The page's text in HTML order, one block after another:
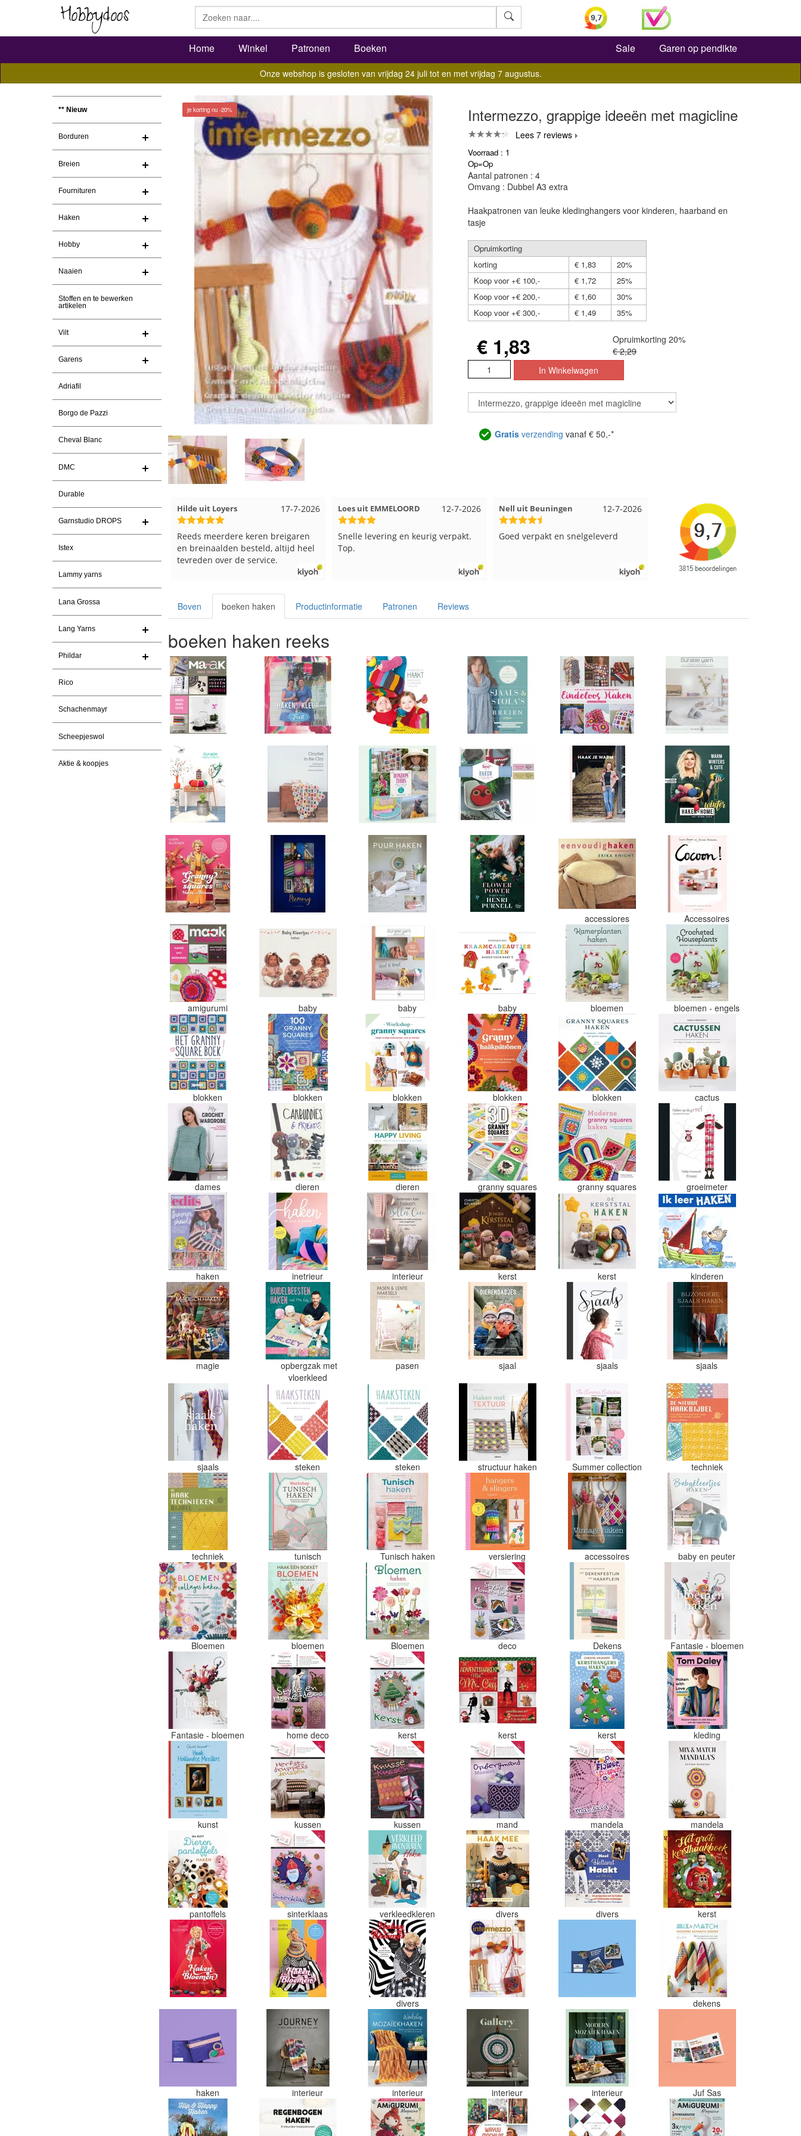
Zoeken
Home Winkel Patronen Boeken Sale Garen op pendikte
Onze webshop is gesloten van vrijdag 24 juli tot en met vrijdag 7 augustus.
** Nieuw
Borduren
Breien
Fournituren
Haken
Hobby
Naaien
Stoffen en te bewerken
artikelen
Vilt
Garens
Adriafil
Borgo de Pazzi
Cheval Blanc
DMC
Durable
Garnstudio DROPS
Istex
Lammy yarns
Lana Grossa
Lang Yarns
Phildar
Rico
Schachenmayr
Scheepjeswol
Aktie & koopjes
je korting nu -20% Intermezzo, grappige ideeën met magicline
Lees 7 reviews
Voorraad : 1
Op=Op
Aantal patronen : 4
Omvang : Dubbel A3 extra
Haakpatronen van leuke kledinghangers voor kinderen, haarband en
tasje
Opruimkorting
korting
€ 1,83
20%
Koop voor +€ 100,-
€ 1,72
25%
Koop voor +€ 200,-
€ 1,60
30%
Koop voor +€ 300,-
€ 1,49 35%
€ 1,83
Opruimkorting 20%
€ 2,29
Gratisverzending vanaf € 50,-*
23-7-2026
Magnolia Ranch
Snelle levering en een keurig
pakket Ga er weer leuke pakket van
maken voor de markt.
17-7-2026
Hilde uit Loyers
Reeds meerdere keren breigaren
en breinaalden besteld, altijd heel
tevreden over de service.
12-7-2026
Loes uit EMMELOORD
Snelle levering en keurig verpakt.
Top.
12-7-2026
Nell uit Beuningen
Goed verpakt en snelgeleverd
Wendy uit Amsterdam
Ruime keus aan viltwol, mooie
kleuren en goede kwaliteit. Snel
verzonden. Enigste wat ik een
beetje jammer vind is dat alles los
een doos gestopt. Geen kleur
welke kleurcode bij welke bol
Had ook 3x 50 gram zwart besteld
maar door de andere bollen zitten
er nu verschillende kleuren vezels
in het zwart. Dat vind ik erg
jammer. Als ik nu wil nabestellen
moet ik maar hopen dat ik de juiste
gedaan. Misschien een tip om de
kleuren apart in te pakken met een
sticker welke kleur het is?
Desondanks zou ik deze shop zeker
wel aanbevelen wat betreft de
viltwol. Goede prijs/kwaliteit
verhouding.
Boven boeken haken Productinformatie Patronen Reviews
boeken haken reeks
accessiores Accessoires
amigurumi baby baby baby bloemen bloemen - engels
blokken blokken blokken blokken blokken cactus
dames dieren dieren granny squares granny squares groeimeter
haken inetrieur interieur kerst kerst kinderen
magie
opbergzak met
vloerkleed
pasen sjaal sjaals sjaals
sjaals steken steken structuur haken Summer collection techniek
techniek tunisch Tunisch haken versiering accessoires baby en peuter
Bloemen bloemen Bloemen deco Dekens Fantasie - bloemen
Fantasie - bloemen home deco kerst kerst kerst kleding
kunst kussen kussen mand mandela mandela
pantoffels sinterklaas verkleedkleren divers divers kerst
divers dekens
haken interieur interieur interieur interieur Juf Sas